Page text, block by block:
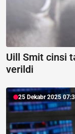
Uill Smit cinsi
verildi
25 Dekabr 2025